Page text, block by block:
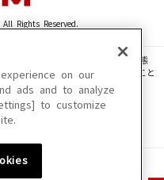
Rights Reserved.
写真・動画・音声等を、手段や形態
複製、転載、ファイル化などすること
けない場合があります。
なる場合があります。
on our
ads and to analyze
to customize